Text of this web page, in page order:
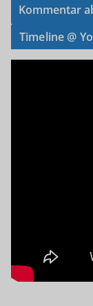
Timeline @